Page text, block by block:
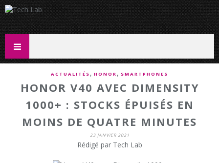
ACTUALITÉS , HONOR , SMARTPHONES
HONOR V40 AVEC DIMENSITY
1000+ : STOCKS ÉPUISÉS EN
MOINS DE QUATRE MINUTES
23 JANVIER 2021
Rédigé par Tech Lab